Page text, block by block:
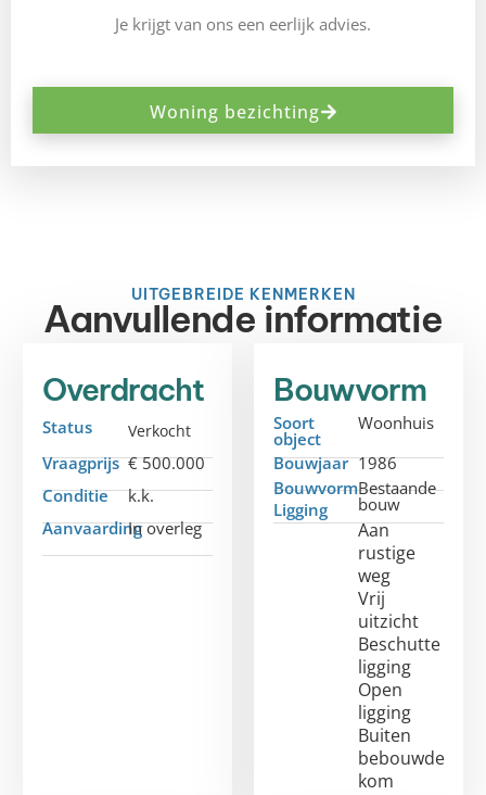
Je krijgt van ons een eerlijk advies.
Woning bezichting
UITGEBREIDE KENMERKEN
Aanvullende informatie
Overdracht
Status Verkocht
Vraagprijs € 500.000
Conditie
k.k.
AanvaardingIn overleg
Bouwvorm
Soort
object
Woonhuis
Bouwjaar 1986
BouwvormBestaande
bouw
Ligging
Aan
rustige
weg
Vrij
uitzicht
Beschutte
ligging
Open
ligging
Buiten
bebouwde
kom